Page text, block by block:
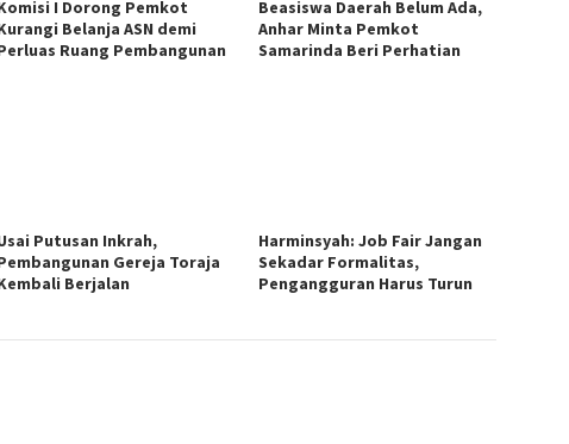
I Dorong Pemkot
Belanja ASN demi
Ruang Pembangunan
Beasiswa Daerah Belum Ada,
Anhar Minta Pemkot
Samarinda Beri Perhatian
Putusan Inkrah,
Gereja Toraja
Berjalan
Harminsyah: Job Fair Jangan
Sekadar Formalitas,
Pengangguran Harus Turun